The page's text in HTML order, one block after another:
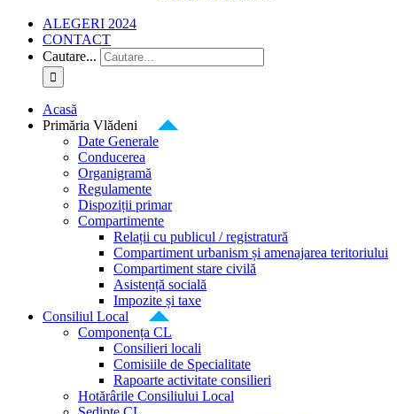
ALEGERI 2024
CONTACT
Cautare...
Acasă
Primăria Vlădeni
Date Generale
Conducerea
Organigramă
Regulamente
Dispoziții primar
Compartimente
Relații cu publicul / registratură
Compartiment urbanism și amenajarea teritoriului
Compartiment stare civilă
Asistență socială
Impozite și taxe
Consiliul Local
Componența CL
Consilieri locali
Comisiile de Specialitate
Rapoarte activitate consilieri
Hotărârile Consiliului Local